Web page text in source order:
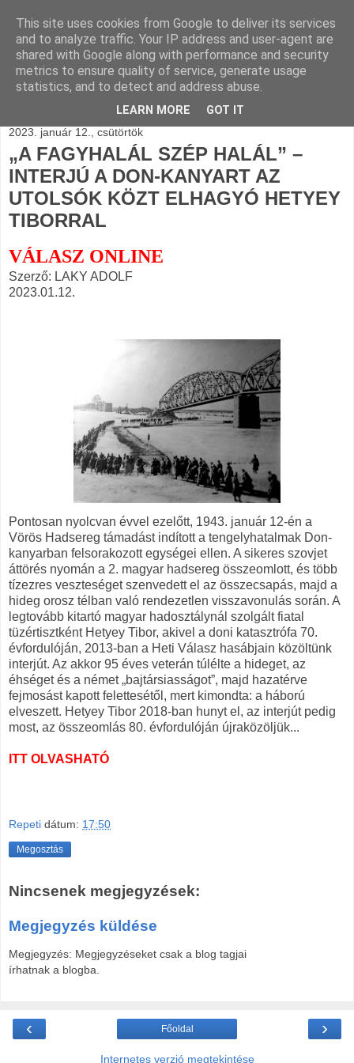
BLOGÁSZAT, napi
blogjava
2023. január 12., csütörtök
„A FAGYHALÁL SZÉP HALÁL” –
INTERJÚ A DON-KANYART AZ
UTOLSÓK KÖZT ELHAGYÓ HETYEY
TIBORRAL
VÁLASZ ONLINE
Szerző: LAKY ADOLF
2023.01.12.
Pontosan nyolcvan évvel ezelőtt, 1943. január 12-én a
Vörös Hadsereg támadást indított a tengelyhatalmak Don-
kanyarban felsorakozott egységei ellen. A sikeres szovjet
áttörés nyomán a 2. magyar hadsereg összeomlott, és több
tízezres veszteséget szenvedett el az összecsapás, majd a
hideg orosz télban való rendezetlen visszavonulás során. A
legtovább kitartó magyar hadosztálynál szolgált fiatal
tüzértisztként Hetyey Tibor, akivel a doni katasztrófa 70.
évfordulóján, 2013-ban a Heti Válasz hasábjain közöltünk
interjút. Az akkor 95 éves veterán túlélte a hideget, az
éhséget és a német „bajtársiasságot”, majd hazatérve
fejmosást kapott felettesétől, mert kimondta: a háború
elveszett. Hetyey Tibor 2018-ban hunyt el, az interjút pedig
most, az összeomlás 80. évfordulóján újraközöljük...
ITT OLVASHATÓ
Repeti dátum: 17:50
Megosztás
Nincsenek megjegyzések:
Megjegyzés küldése
Megjegyzés: Megjegyzéseket csak a blog tagjai
írhatnak a blogba.
‹ ›
Főoldal
Internetes verzió megtekintése
This site uses cookies from Google to deliver its services
and to analyze traffic. Your IP address and user-agent are
shared with Google along with performance and security
metrics to ensure quality of service, generate usage
statistics, and to detect and address abuse.
LEARN MORE GOT IT